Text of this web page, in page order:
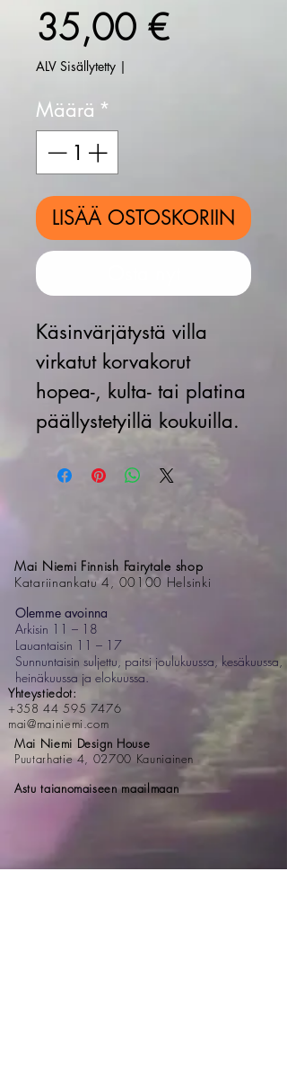
35,00 €Hinta
ALV Sisällytetty |
Määrä *
LISÄÄ OSTOSKORIIN
Käsinvärjätystä villa
virkatut korvakorut
hopea-, kulta- tai platina
päällystetyillä koukuilla.
Mai Niemi Finnish Fairytale shop
Katariinankatu 4, 00100 Helsinki
Olemme avoinna
Arkisin 11 – 18
Lauantaisin 11 – 17
Sunnuntaisin suljettu, paitsi joulukuussa, kesäkuussa,
heinäkuussa ja elokuussa.
Yhteystiedot:
+358 44 595 7476
mai@mainiemi.com
Mai Niemi Design House
Puutarhatie 4, 02700 Kauniainen
Astu taianomaiseen maailmaan